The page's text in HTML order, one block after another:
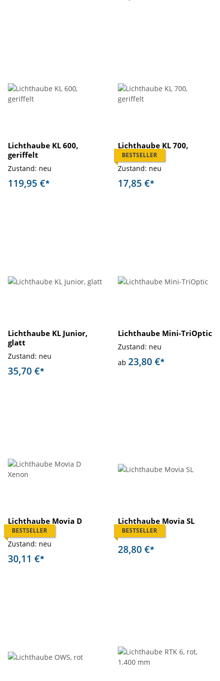
Lichthaube KL 600,
geriffelt
Zustand: neu
119,95 €*
BESTSELLER
Lichthaube KL 700,
geriffelt
Zustand: neu
17,85 €*
Lichthaube KL Junior,
glatt
Zustand: neu
35,70 €*
Lichthaube Mini-TriOptic
Zustand: neu
ab 23,80 €*
BESTSELLER
Lichthaube Movia D
Xenon
Zustand: neu
30,11 €*
BESTSELLER
Lichthaube Movia SL
Zustand: neu
28,80 €*